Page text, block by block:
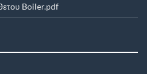
Boiler.pdf